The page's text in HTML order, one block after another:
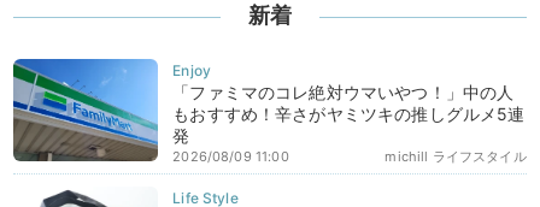
新着
「ファミマのコレ絶対ウマいやつ！」中の人
もおすすめ！辛さがヤミツキの推しグルメ5連
発
michill ライフスタイル
2026/08/09 11:00